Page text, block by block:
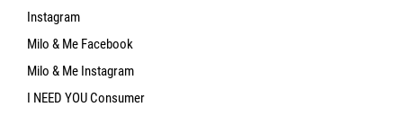
Instagram
Milo & Me Facebook
Milo & Me Instagram
I NEED YOU Consumer